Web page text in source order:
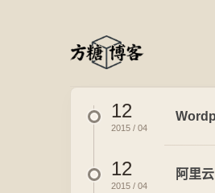
12
2015 / 04
12
2015 / 04
阿里